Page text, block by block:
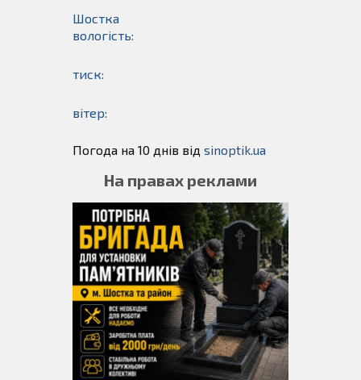
Шостка
вологість:
тиск:
вітер:
Погода на 10 днів від sinoptik.ua
На правах реклами